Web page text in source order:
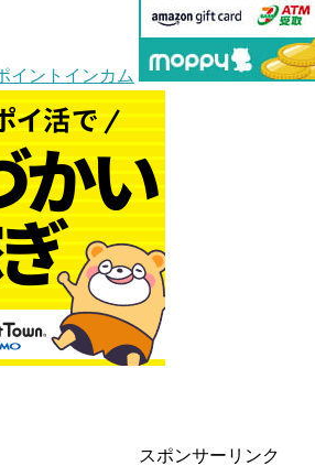
スポンサーリンク